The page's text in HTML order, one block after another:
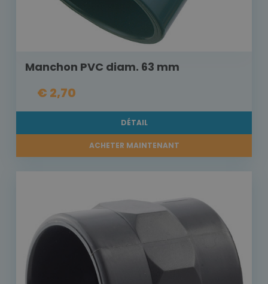
Manchon PVC diam. 63 mm
€ 2,70
DÉTAIL
ACHETER MAINTENANT